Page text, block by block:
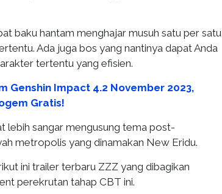
baku hantam menghajar musuh satu per satu
Ada juga bos yang nantinya dapat Anda
tertentu yang efisien.
Genshin Impact 4.2 November 2023,
Gratis!
lebih sangar mengusung tema post-
metropolis yang dinamakan New Eridu.
ini trailer terbaru ZZZ yang dibagikan
perekrutan tahap CBT ini.